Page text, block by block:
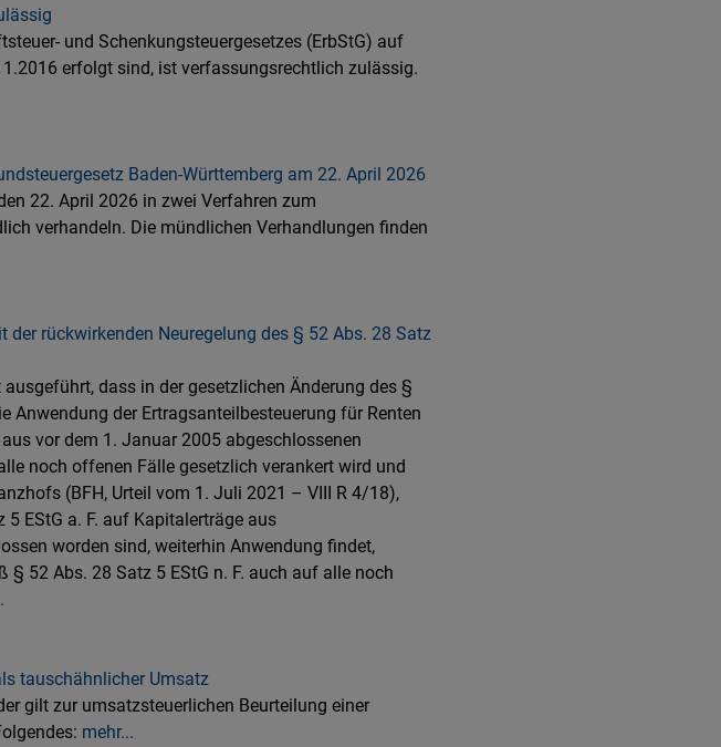
und Schenkungsteuergesetzes (ErbStG) auf
erfolgt sind, ist verfassungsrechtlich zulässig.
Baden-Württemberg am 22. April 2026
22. April 2026 in zwei Verfahren zum
verhandeln. Die mündlichen Verhandlungen finden
rückwirkenden Neuregelung des § 52 Abs. 28 Satz
dass in der gesetzlichen Änderung des §
Anwendung der Ertragsanteilbesteuerung für Renten
vor dem 1. Januar 2005 abgeschlossenen
noch offenen Fälle gesetzlich verankert wird und
(BFH, Urteil vom 1. Juli 2021 – VIII R 4/18),
EStG a. F. auf Kapitalerträge aus
worden sind, weiterhin Anwendung findet,
52 Abs. 28 Satz 5 EStG n. F. auch auf alle noch
tauschähnlicher Umsatz
gilt zur umsatzsteuerlichen Beurteilung einer
mehr...